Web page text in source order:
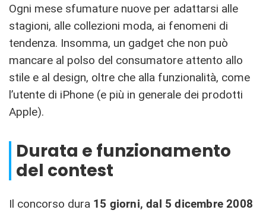
Ogni mese sfumature nuove per adattarsi alle
stagioni, alle collezioni moda, ai fenomeni di
tendenza. Insomma, un gadget che non può
mancare al polso del consumatore attento allo
stile e al design, oltre che alla funzionalità, come
l’utente di iPhone (e più in generale dei prodotti
Apple).
Durata e funzionamento
del contest
Il concorso dura 15 giorni, dal 5 dicembre 2008